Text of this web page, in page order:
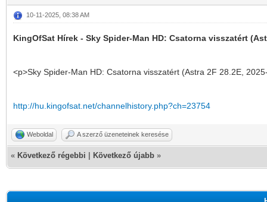
10-11-2025, 08:38 AM
KingOfSat Hírek - Sky Spider-Man HD: Csatorna visszatért
<p>Sky Spider-Man HD: Csatorna visszatért (Astra 2F 28.2E,
http://hu.kingofsat.net/channelhistory.php?ch=23754
Weboldal A szerző üzeneteinek keresése
« Következő régebbi Következő újabb »